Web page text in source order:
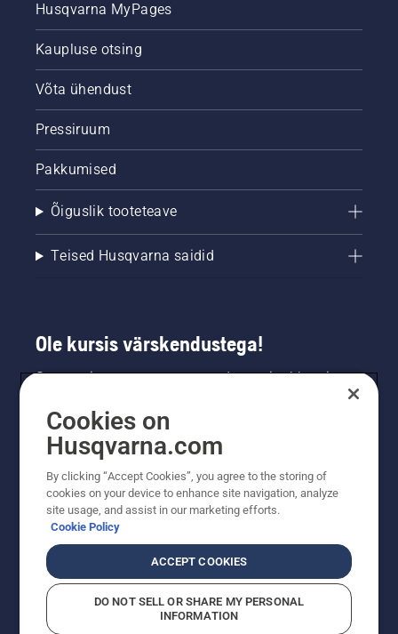
Husqvarna MyPages
Kaupluse otsing
Võta ühendust
Pressiruum
Pakkumised
Õiguslik tooteteave
Teised Husqvarna saidid
Ole kursis värskendustega!
Saa uusimat teavet uute toodete, eripakkumiste
saamiseks siin.
Cookies on
Husqvarna.com
By clicking “Accept Cookies”, you agree to the storing of
cookies on your device to enhance site navigation, analyze
site usage, and assist in our marketing efforts.
Cookie Policy
ACCEPT COOKIES
DO NOT SELL OR SHARE MY PERSONAL
INFORMATION